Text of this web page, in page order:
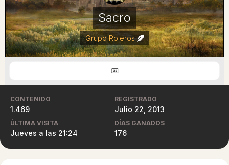
Sacro
Grupo Roleros
CONTENIDO
1.469
REGISTRADO
Julio 22, 2013
ÚLTIMA VISITA
Jueves a las 21:24
DÍAS GANADOS
176